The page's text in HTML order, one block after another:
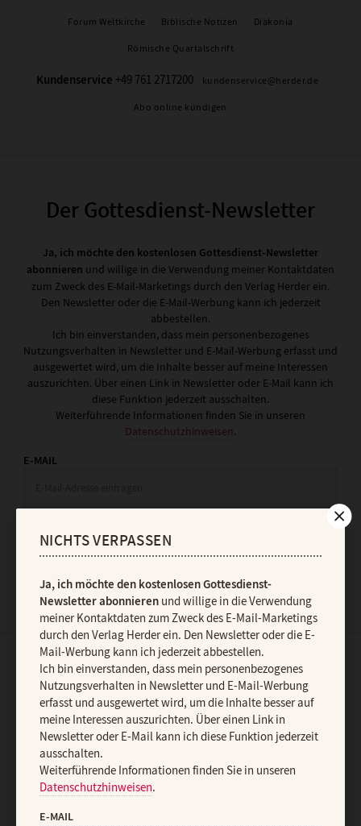
Forum Weltkirche Biblische Notizen Diakonia
Römische Quartalschrift
Kundenservice +49 761 2717200 kundenservice@herder.de
Abo online kündigen
Der Gottesdienst-Newsletter
Ja, ich möchte den kostenlosen Gottesdienst-Newsletter
abonnieren und willige in die Verwendung meiner Kontaktdaten
zum Zweck des E-Mail-Marketings durch den Verlag Herder ein.
Den Newsletter oder die E-Mail-Werbung kann ich jederzeit
abbestellen.
Ich bin einverstanden, dass mein personenbezogenes
Nutzungsverhalten in Newsletter und E-Mail-Werbung erfasst und
ausgewertet wird, um die Inhalte besser auf meine Interessen
auszurichten. Über einen Link in Newsletter oder E-Mail kann ich
diese Funktion jederzeit ausschalten.
Weiterführende Informationen finden Sie in unseren
Datenschutzhinweisen.
E-MAIL
AGB und Widerrufsbelehrung Datenschutz Barrierefreiheit
Impressum
Vertrag widerrufen Abo online kündigen
NICHTS VERPASSEN
Ja, ich möchte den kostenlosen Gottesdienst-
Newsletter abonnierenund willige in die Verwendung
meiner Kontaktdaten zum Zweck des E-Mail-Marketings
durch den Verlag Herder ein. Den Newsletter oder die E-
Mail-Werbung kann ich jederzeit abbestellen.
Ich bin einverstanden, dass mein personenbezogenes
Nutzungsverhalten in Newsletter und E-Mail-Werbung
erfasst und ausgewertet wird, um die Inhalte besser auf
meine Interessen auszurichten. Über einen Link in
Newsletter oder E-Mail kann ich diese Funktion jederzeit
ausschalten.
Weiterführende Informationen finden Sie in unseren
Datenschutzhinweisen.
E-MAIL